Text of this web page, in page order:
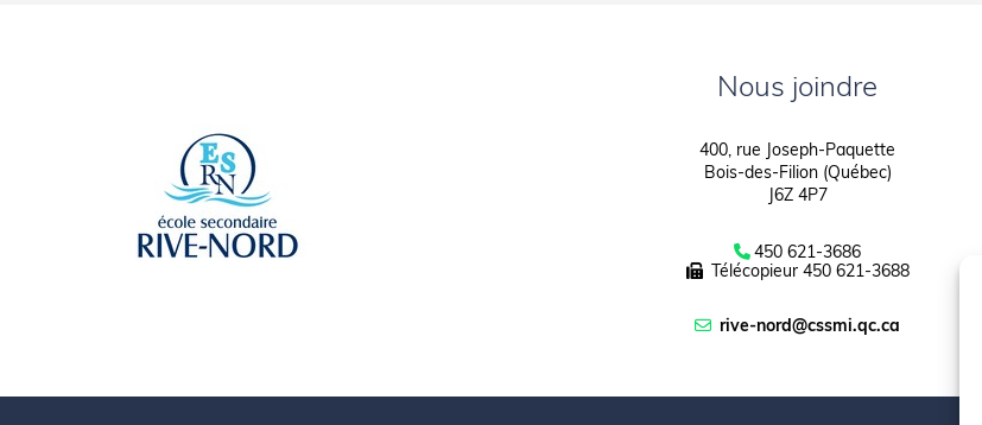
Nous joindre
400, rue Joseph-Paquette
Bois-des-Filion (Québec)
J6Z 4P7
450 621-3686
Télécopieur 450 621-3688
rive-nord@cssmi.qc.ca